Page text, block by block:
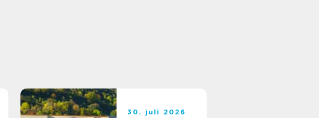
30. juli 2026